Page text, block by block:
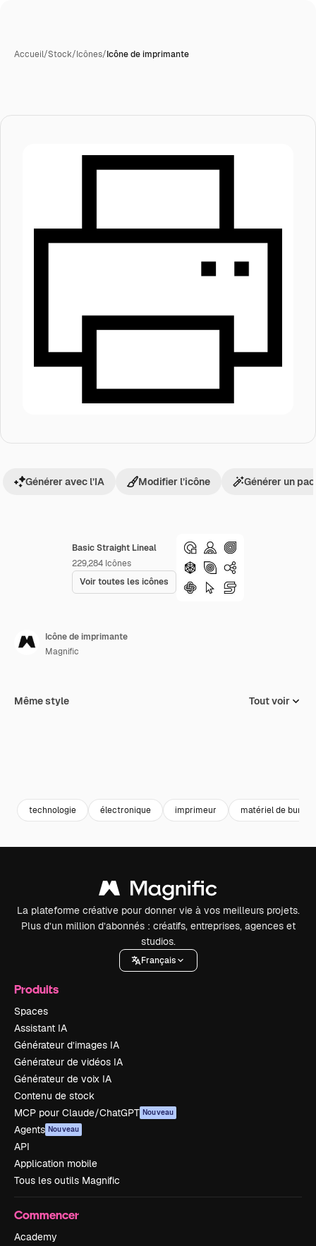
Accueil/Stock/Icônes/Icône de imprimante
Basic Straight Lineal
229,284 Icônes
Voir toutes les icônes
Générer avec l’IA Modifier l’icône Générer un
Icône de imprimante
Magnific
Même style Tout voir
technologie électronique imprimeur matériel de bureau
La plateforme créative pour donner vie à vos meilleurs projets.
Plus d’un million d’abonnés : créatifs, entreprises, agences et
studios.
Français
Produits
Spaces
Assistant IA
Générateur d’images IA
Générateur de vidéos IA
Générateur de voix IA
Contenu de stock
MCP pour Claude/ChatGPT Nouveau
Agents Nouveau
API
Application mobile
Tous les outils Magnific
Commencer
Academy